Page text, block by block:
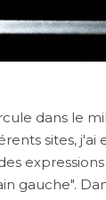
dans le
sites, j'ai
gauche".